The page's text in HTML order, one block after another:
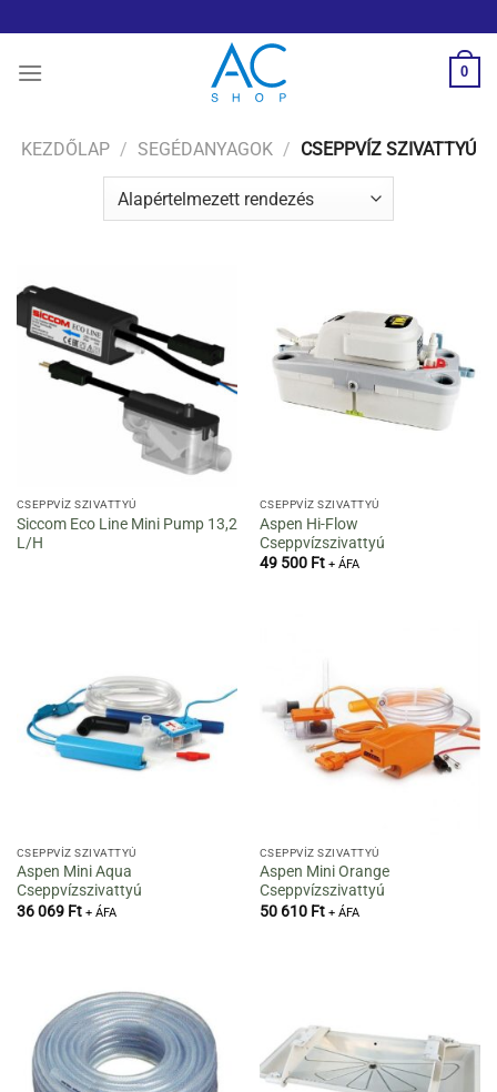
to
content
0
KEZDŐLAP / SEGÉDANYAGOK / CSEPPVÍZ SZIVATTYÚ
CSEPPVÍZ SZIVATTYÚ
Siccom Eco Line Mini Pump 13,2
L/H
CSEPPVÍZ SZIVATTYÚ
Aspen Hi-Flow
Cseppvízszivattyú
49 500 Ft + ÁFA
CSEPPVÍZ SZIVATTYÚ
Aspen Mini Aqua
Cseppvízszivattyú
36 069 Ft + ÁFA
CSEPPVÍZ SZIVATTYÚ
Aspen Mini Orange
Cseppvízszivattyú
50 610 Ft + ÁFA